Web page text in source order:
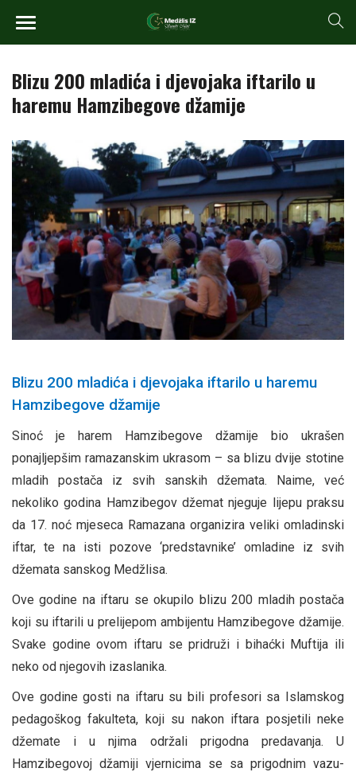
Blizu 200 mladića i djevojaka iftarilo u
haremu Hamzibegove džamije
Blizu 200 mladića i djevojaka iftarilo u haremu
Hamzibegove džamije
Sinoć je harem Hamzibegove džamije bio ukrašen
ponajljepšim ramazanskim ukrasom – sa blizu dvije stotine
mladih postača iz svih sanskih džemata. Naime, već
nekoliko godina Hamzibegov džemat njeguje lijepu praksu
da 17. noć mjeseca Ramazana organizira veliki omladinski
iftar, te na isti pozove ‘predstavnike’ omladine iz svih
džemata sanskog Medžlisa.
Ove godine na iftaru se okupilo blizu 200 mladih postača
koji su iftarili u prelijepom ambijentu Hamzibegove džamije.
Svake godine ovom iftaru se pridruži i bihaćki Muftija ili
neko od njegovih izaslanika.
Ove godine gosti na iftaru su bili profesori sa Islamskog
pedagoškog fakulteta, koji su nakon iftara posjetili neke
džemate i u njima održali prigodna predavanja. U
Hamzibegovoj džamiji vjernicima se sa prigodnim vazu-